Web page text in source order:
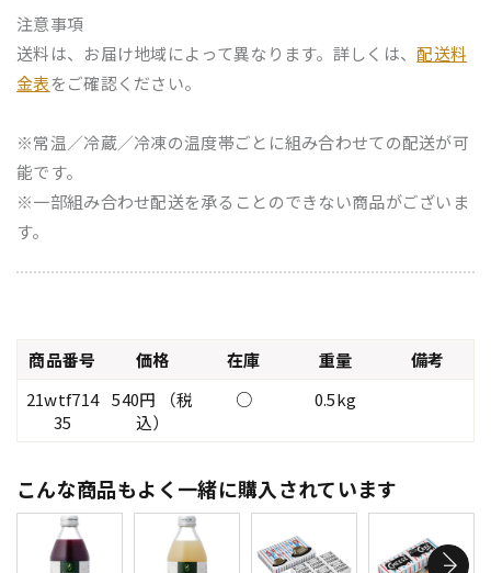
注意事項
送料は、お届け地域によって異なります。詳しくは、配送料
金表をご確認ください。
※常温／冷蔵／冷凍の温度帯ごとに組み合わせての配送が可
能です。
※一部組み合わせ配送を承ることのできない商品がございま
す。
商品番号 価格 在庫 重量
備考
21wtf714
35
540円 （税
込）
○ 0.5kg
こんな商品もよく一緒に購入されています